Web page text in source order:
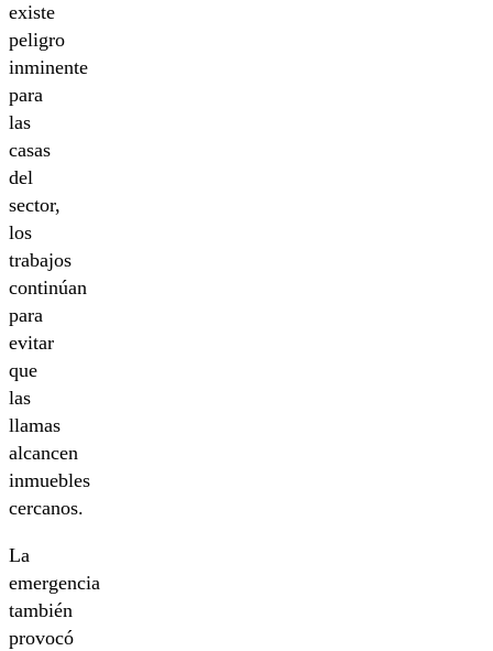
existe
peligro
inminente
para
las
casas
del
sector,
los
trabajos
continúan
para
evitar
que
las
llamas
alcancen
inmuebles
cercanos.
La
emergencia
también
provocó